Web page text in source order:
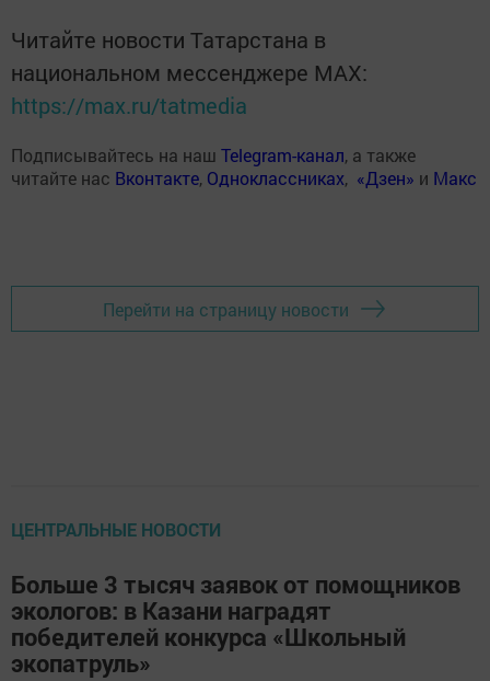
Читайте новости Татарстана в
национальном мессенджере MАХ:
https://max.ru/tatmedia
Подписывайтесь на наш Telegram-канал, а также
читайте нас Вконтакте, Одноклассниках, «Дзен» и Макс
Перейти на страницу новости
ЦЕНТРАЛЬНЫЕ НОВОСТИ
Больше 3 тысяч заявок от помощников
экологов: в Казани наградят
победителей конкурса «Школьный
экопатруль»